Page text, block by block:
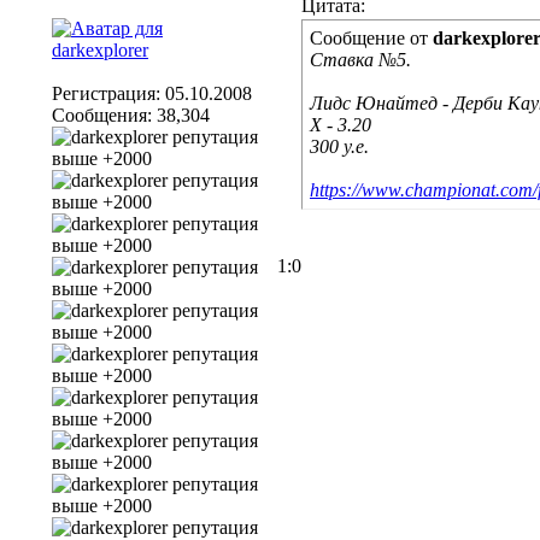
Регистрация: 05.10.2008
Сообщения: 38,304
Цитата:
Сообщение от darkexplorer
Ставка №5.
Лидс Юнайтед - Дерби
Х - 3.20
300 у.е.
https://
1:0